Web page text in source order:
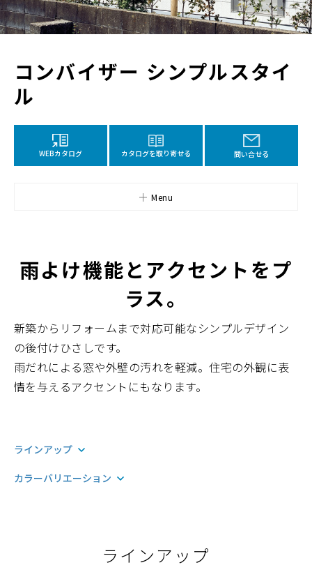
コンバイザー シンプルスタイ
ル
WEBカタログ カタログを取り寄せる 問い合せる
Menu
雨よけ機能とアクセントをプ
ラス。
新築からリフォームまで対応可能なシンプルデザイン
の後付けひさしです。
雨だれによる窓や外壁の汚れを軽減。住宅の外観に表
情を与えるアクセントにもなります。
ラインアップ
カラーバリエーション
ラインアップ